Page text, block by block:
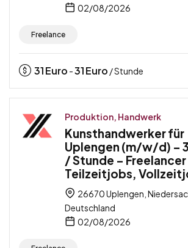
02/08/2026
Freelance
31Euro -31Euro / Stunde
Produktion, Handwerk
Kunsthandwerker für
Uplengen (m/w/d) –
/ Stunde –
Teilzeitjobs,
26670 Uplengen,
Deutschland
02/08/2026